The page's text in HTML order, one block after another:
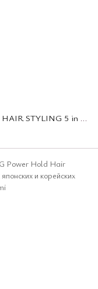
Крем для укладки волос 5в1 Invisibobble HAIR STYLING 5 in 1 Styling Creme, 100 мл (078704)